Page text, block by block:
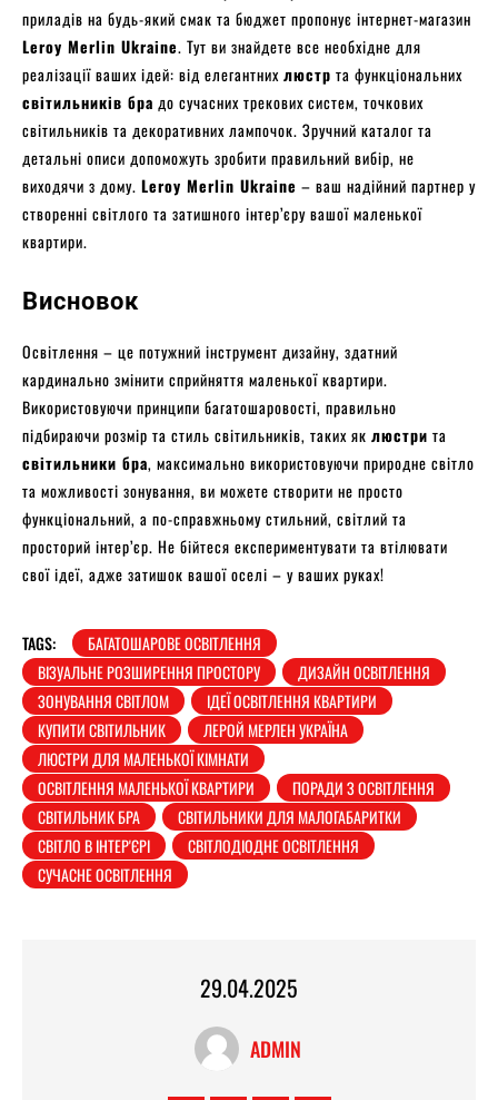
приладів на будь-який смак та бюджет пропонує інтернет-магазин
Leroy Merlin Ukraine. Тут ви знайдете все необхідне для
реалізації ваших ідей: від елегантних люстр та функціональних
світильників бра до сучасних трекових систем, точкових
світильників та декоративних лампочок. Зручний каталог та
детальні описи допоможуть зробити правильний вибір, не
виходячи з дому. Leroy Merlin Ukraine – ваш надійний партнер у
створенні світлого та затишного інтер’єру вашої маленької
квартири.
Висновок
Освітлення – це потужний інструмент дизайну, здатний
кардинально змінити сприйняття маленької квартири.
Використовуючи принципи багатошаровості, правильно
підбираючи розмір та стиль світильників, таких як люстри та
світильники бра, максимально використовуючи природне світло
та можливості зонування, ви можете створити не просто
функціональний, а по-справжньому стильний, світлий та
просторий інтер’єр. Не бійтеся експериментувати та втілювати
свої ідеї, адже затишок вашої оселі – у ваших руках!
TAGS:
БАГАТОШАРОВЕ ОСВІТЛЕННЯ
ВІЗУАЛЬНЕ РОЗШИРЕННЯ ПРОСТОРУ
ДИЗАЙН ОСВІТЛЕННЯ
ЗОНУВАННЯ СВІТЛОМ
ІДЕЇ ОСВІТЛЕННЯ КВАРТИРИ
КУПИТИ СВІТИЛЬНИК
ЛЕРОЙ МЕРЛЕН УКРАЇНА
ЛЮСТРИ ДЛЯ МАЛЕНЬКОЇ КІМНАТИ
ОСВІТЛЕННЯ МАЛЕНЬКОЇ КВАРТИРИ
ПОРАДИ З ОСВІТЛЕННЯ
СВІТИЛЬНИК БРА
СВІТИЛЬНИКИ ДЛЯ МАЛОГАБАРИТКИ
СВІТЛО В ІНТЕР'ЄРІ
СВІТЛОДІОДНЕ ОСВІТЛЕННЯ
СУЧАСНЕ ОСВІТЛЕННЯ
29.04.2025
ADMIN